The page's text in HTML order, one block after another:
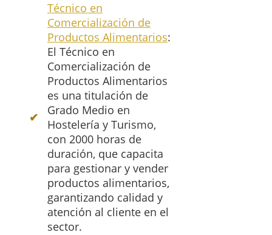
Técnico en
Comercialización de
Productos Alimentarios:
El Técnico en
Comercialización de
Productos Alimentarios
es una titulación de
Grado Medio en
Hostelería y Turismo,
con 2000 horas de
duración, que capacita
para gestionar y vender
productos alimentarios,
garantizando calidad y
atención al cliente en el
sector.